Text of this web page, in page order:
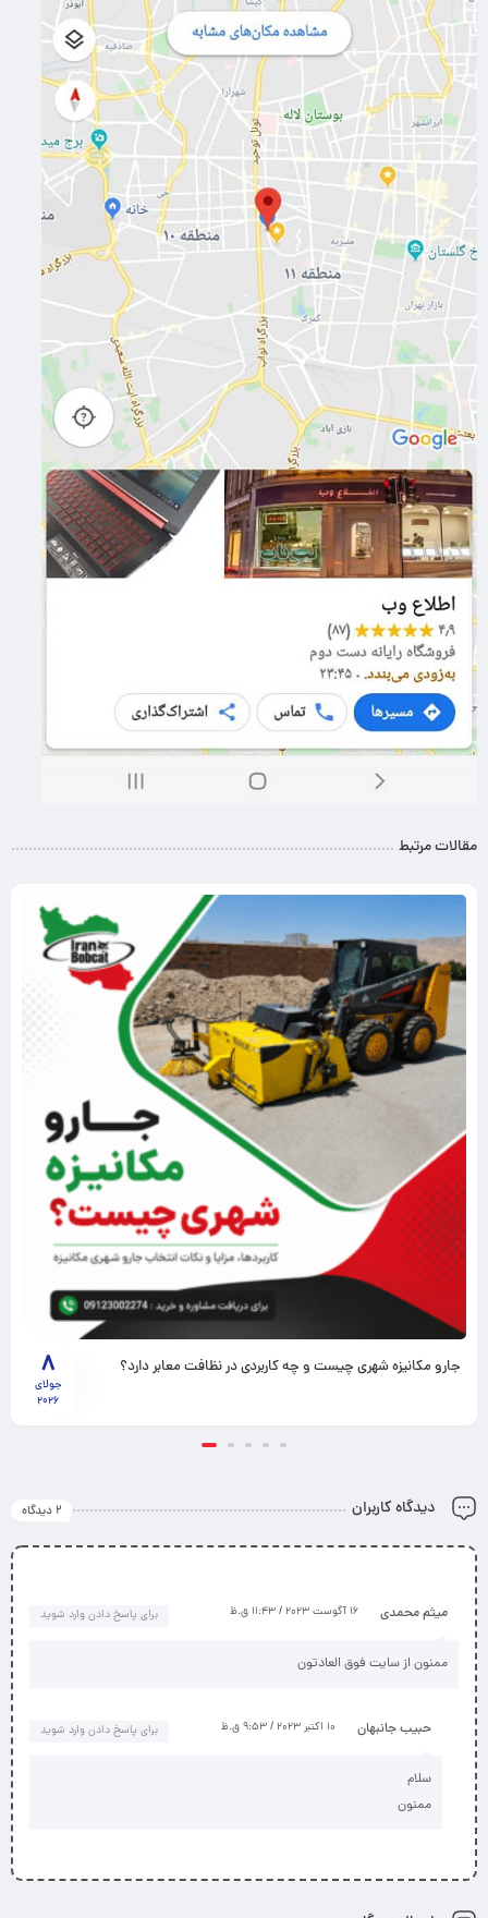
مقالات مرتبط
8
جولای
2026
جارو مکانیزه شهری چیست و چه کاربردی در نظافت معابر دارد؟
دیدگاه کاربران 2 دیدگاه
میثم محمدی 16 آگوست 2023 / 11:43 ق.ظ برای پاسخ دادن وارد شوید
ممنون از سایت فوق العادتون
حبیب جانبهان 10 اکتبر 2023 / 9:53 ق.ظ برای پاسخ دادن وارد شوید
سلام
ممنون